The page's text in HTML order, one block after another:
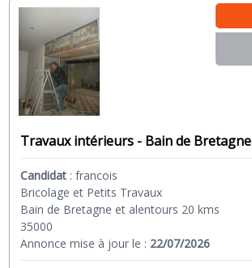
Travaux intérieurs - Bain de Bretagne
Candidat :francois
Bricolage et Petits Travaux
Bain de Bretagne et alentours 20 kms
35000
Annonce mise à jour le : 22/07/2026